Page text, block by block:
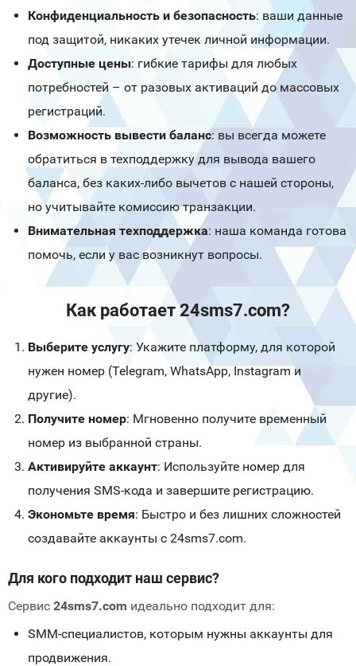
Конфиденциальность и безопасность: ваши данные
под защитой, никаких утечек личной информации.
Доступные цены: гибкие тарифы для любых
потребностей – от разовых активаций до массовых
регистраций.
Возможность вывести баланс: вы всегда можете
обратиться в техподдержку для вывода вашего
баланса, без каких-либо вычетов с нашей стороны,
но учитывайте комиссию транзакции.
Внимательная техподдержка: наша команда готова
помочь, если у вас возникнут вопросы.
Как работает 24sms7.com?
Выберите услугу: Укажите платформу, для которой
нужен номер (Telegram, WhatsApp, Instagram и
другие).
Получите номер: Мгновенно получите временный
номер из выбранной страны.
Активируйте аккаунт: Используйте номер для
получения SMS-кода и завершите регистрацию.
Экономьте время: Быстро и без лишних сложностей
создавайте аккаунты с 24sms7.com.
Для кого подходит наш сервис?
Сервис 24sms7.com идеально подходит для:
SMM-специалистов, которым нужны аккаунты для
продвижения.